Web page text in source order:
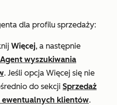
dla profilu sprzedaży:
Więcej, a następnie
Agent wyszukiwania
. Jeśli opcja Więcej się nie
do sekcji Sprzedaż
klientów.